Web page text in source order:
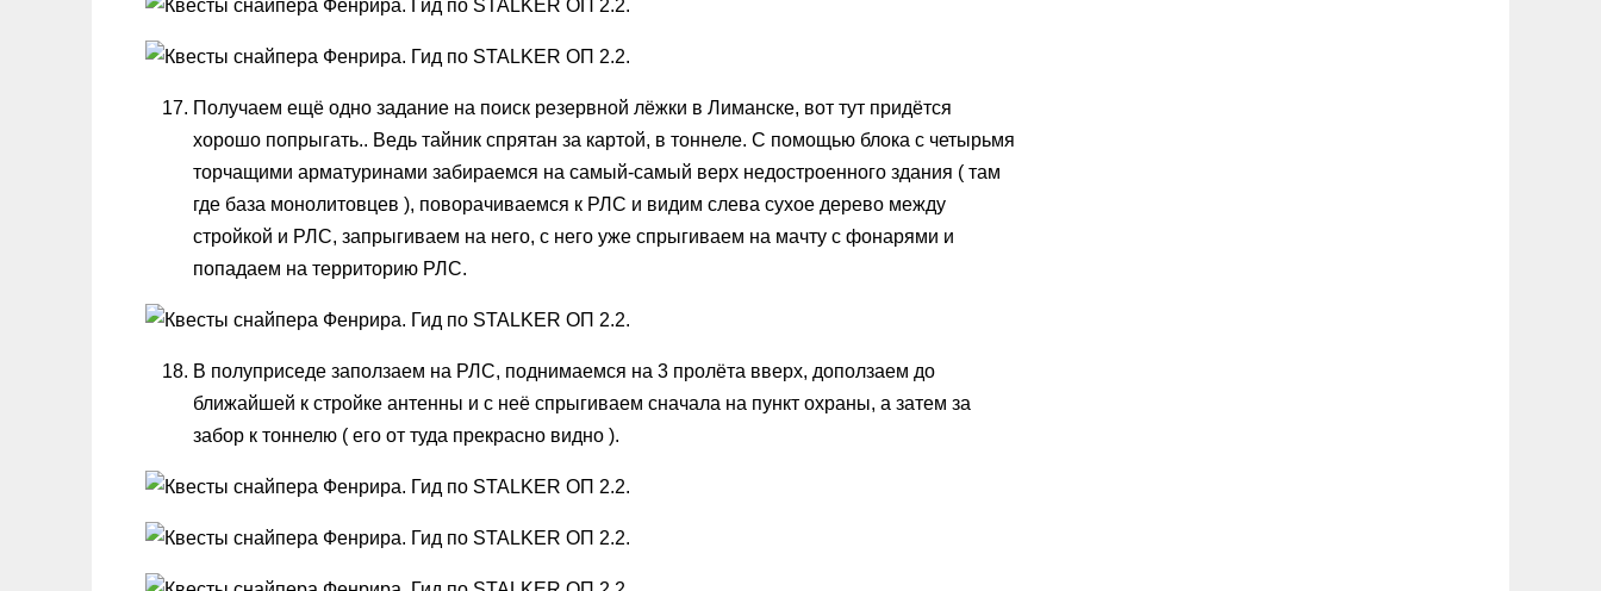
Получаем ещё одно задание на поиск резервной лёжки в Лиманске, вот тут придётся
хорошо попрыгать.. Ведь тайник спрятан за картой, в тоннеле. С помощью блока с четырьмя
торчащими арматуринами забираемся на самый-самый верх недостроенного здания ( там
где база монолитовцев ), поворачиваемся к РЛС и видим слева сухое дерево между
стройкой и РЛС, запрыгиваем на него, с него уже спрыгиваем на мачту с фонарями и
попадаем на территорию РЛС.
В полуприседе заползаем на РЛС, поднимаемся на 3 пролёта вверх, доползаем до
ближайшей к стройке антенны и с неё спрыгиваем сначала на пункт охраны, а затем за
забор к тоннелю ( его от туда прекрасно видно ).